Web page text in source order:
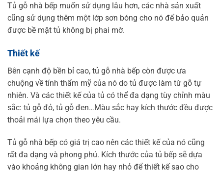
Tủ gỗ nhà bếp muốn sử dụng lâu hơn, các nhà sản xuất
cũng sử dụng thêm một lớp sơn bóng cho nó để bảo quản
được bề mặt tủ không bị phai mờ.
Thiết kế
Bên cạnh độ bền bỉ cao, tủ gỗ nhà bếp còn được ưa
chuộng về tính thẩm mỹ của nó do tủ được làm từ gỗ tự
nhiên. Và các thiết kế của tủ có thể đa dạng tùy chỉnh màu
sắc: tủ gỗ đỏ, tủ gỗ đen…Màu sắc hay kích thước đều được
thoải mái lựa chọn theo yêu cầu.
Tủ gỗ nhà bếp có giá trị cao nên các thiết kế của nó cũng
rất đa dạng và phong phú. Kích thước của tủ bếp sẽ dựa
vào khoảng không gian lớn hay nhỏ để thiết kế sao cho